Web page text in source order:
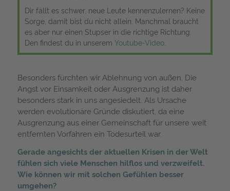
Dir fällt es schwer, neue Leute kennenzulernen? Keine
Sorge, damit bist du nicht allein. Manchmal braucht
es aber nur einen Stupser in die richtige Richtung.
Den findest du in unserem Youtube-Video.
Besonders fürchten wir Ablehnung von außen. Die
Angst vor Einsamkeit oder Ausgrenzung ist daher
besonders stark in uns angesiedelt. Als Ursache
werden evolutionäre Gründe diskutiert, da eine
Ausgrenzung aus einer Gemeinschaft für unsere weit
entfernten Vorfahren ein Todesurteil war.
Gerade angesichts der aktuellen Krisen in der Welt
fühlen sich viele Menschen hilflos und verzweifelt.
Wie können wir mit solchen Gefühlen besser
umgehen?